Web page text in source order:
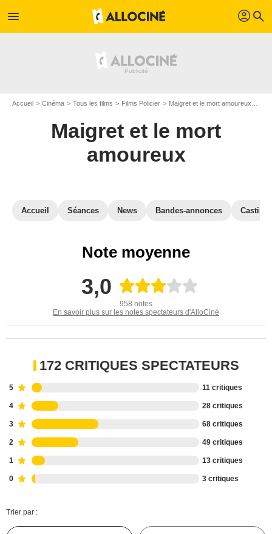
menu profil search
Accueil Cinéma Tous les films Films Policier Maigret et le mort amoureux
Maigret et le mort
amoureux
Accueil Séances News Bandes-annonces Casting
Note moyenne
3,0
958 notes
En savoir plus sur les notes spectateurs d'AlloCiné
172 CRITIQUES SPECTATEURS
5 11 critiques
4 28 critiques
3 68 critiques
2 49 critiques
1 13 critiques
0 3 critiques
Trier par :